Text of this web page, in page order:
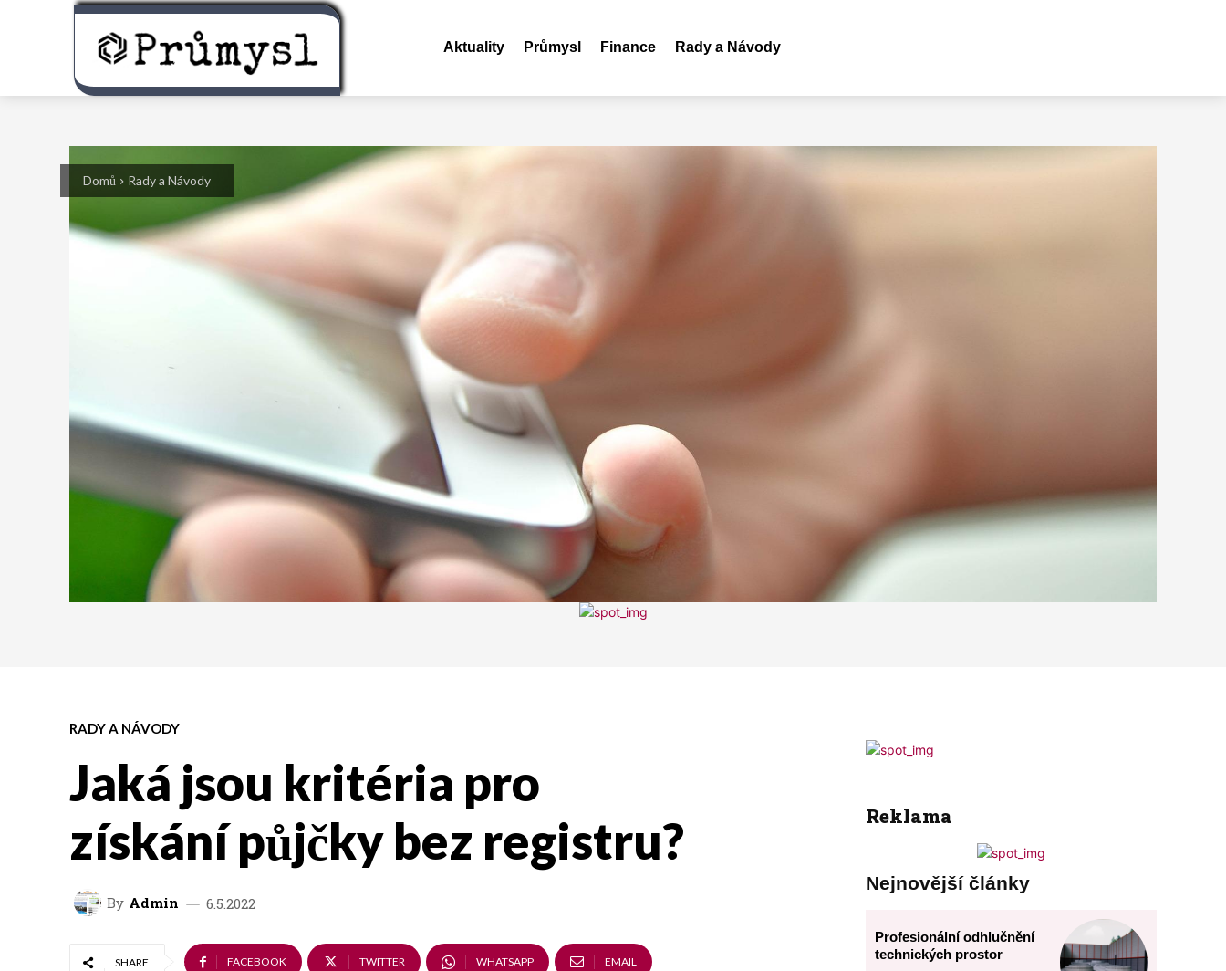
Aktuality Průmysl Finance Rady a Návody
Domů Rady a Návody
RADY A NÁVODY
Jaká jsou kritéria pro
získání půjčky bez registru?
By Admin 6.5.2022
SHARE FACEBOOK TWITTER WHATSAPP EMAIL
Reklama
Nejnovější články
Profesionální odhlučnění
technických prostor